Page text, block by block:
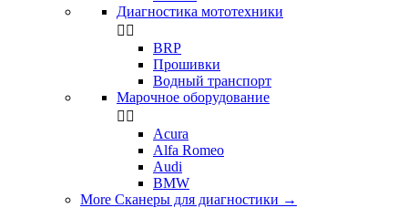
Диагностика мототехники
 
BRP
Прошивки
Водный транспорт
Марочное оборудование
 
Acura
Alfa Romeo
Audi
BMW
More Сканеры для диагностики →